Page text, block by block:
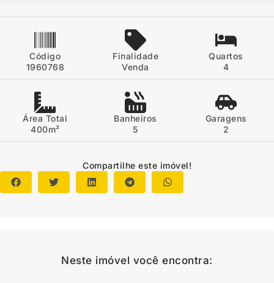
Código
1960768
Finalidade
Venda
Quartos
4
Área Total
400m²
Banheiros
5
Garagens
2
Compartilhe este imóvel!
Neste imóvel você encontra: